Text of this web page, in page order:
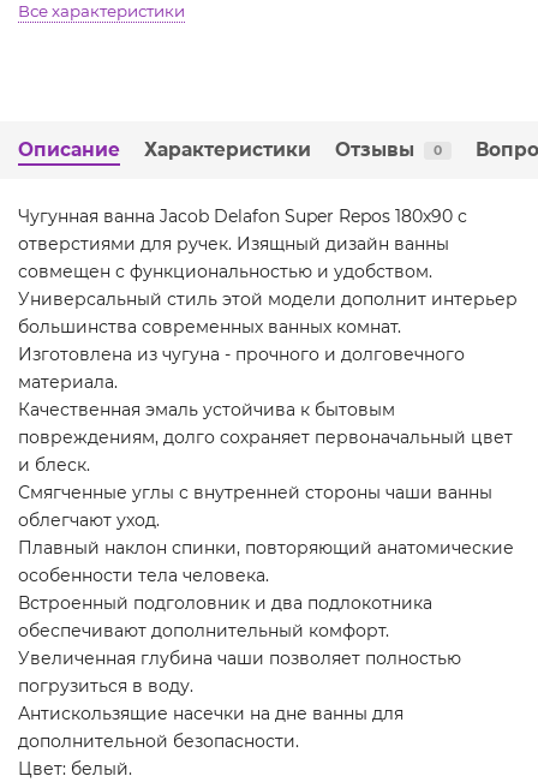
Все характеристики
Описание Характеристики Отзывы 0
Чугунная ванна Jacob Delafon Super Repos 180x90 с
отверстиями для ручек. Изящный дизайн ванны
совмещен с функциональностью и удобством.
Универсальный стиль этой модели дополнит интерьер
большинства современных ванных комнат.
Изготовлена из чугуна - прочного и долговечного
материала.
Качественная эмаль устойчива к бытовым
повреждениям, долго сохраняет первоначальный цвет
и блеск.
Смягченные углы с внутренней стороны чаши ванны
облегчают уход.
Плавный наклон спинки, повторяющий анатомические
особенности тела человека.
Встроенный подголовник и два подлокотника
обеспечивают дополнительный комфорт.
Увеличенная глубина чаши позволяет полностью
погрузиться в воду.
Антискользящие насечки на дне ванны для
дополнительной безопасности.
Цвет: белый.